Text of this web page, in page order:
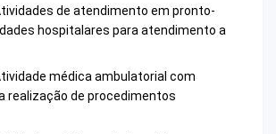
de atendimento em pronto-
hospitalares para atendimento a
médica ambulatorial com
realização de procedimentos